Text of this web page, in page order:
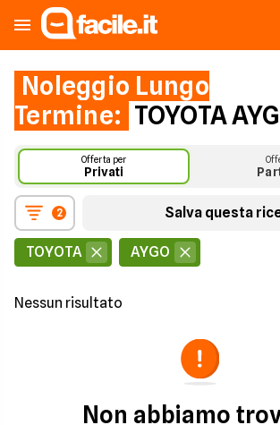
Noleggio Lungo
Termine: TOYOTA
Offerta per
Privati
2 Salva questa
TOYOTA AYGO
Nessun risultato
Non abbiamo